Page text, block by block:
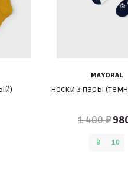
MAYORAL
Носки 3 пары
1 400 ₽
8 10